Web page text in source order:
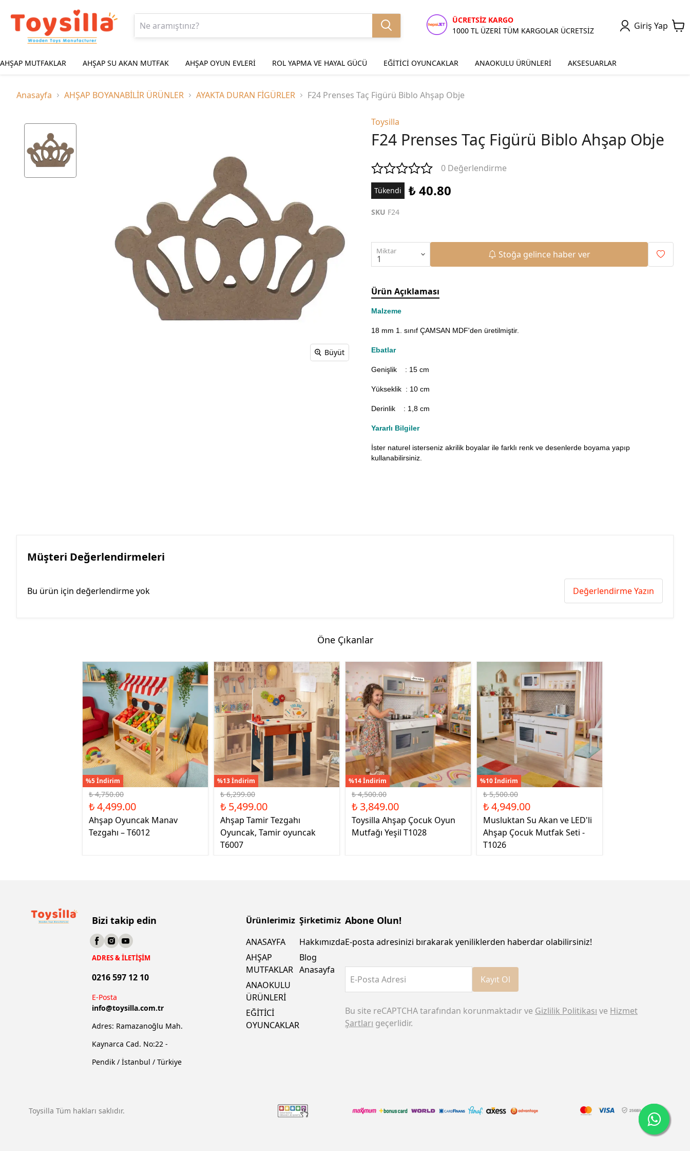
ÜCRETSİZ KARGO
1000 TL ÜZERİ TÜM KARGOLAR ÜCRETSİZ
Giriş Yap
AHŞAP MUTFAKLAR AHŞAP SU AKAN MUTFAK AHŞAP OYUN EVLERİ ROL YAPMA VE HAYAL GÜCÜ EĞİTİCİ OYUNCAKLAR ANAOKULU ÜRÜNLERİ AKSESUARLAR
Anasayfa AHŞAP BOYANABİLİR ÜRÜNLER AYAKTA DURAN FİGÜRLER F24 Prenses Taç Figürü Biblo Ahşap Obje
Büyüt
Toysilla
F24 Prenses Taç Figürü Biblo Ahşap Obje
0 Değerlendirme
Tükendi ₺ 40.80
SKU F24
Miktar Stoğa gelince haber ver
Ürün Açıklaması
Malzeme
18 mm 1. sınıf ÇAMSAN MDF'den üretilmiştir.
Ebatlar
Genişlik : 15cm
Yükseklik : 10 cm
Derinlik : 1,8 cm
Yararlı Bilgiler
İster naturel isterseniz akrilik boyalar ile farklı renk ve desenlerde boyama yapıp
kullanabilirsiniz.
Müşteri Değerlendirmeleri
Bu ürün için değerlendirme yok Değerlendirme Yazın
Öne Çıkanlar
%5 İndirim
₺ 4,750.00
₺ 4,499.00
Ahşap Oyuncak Manav
Tezgahı – T6012
%13 İndirim
₺ 6,299.00
₺ 5,499.00
Ahşap Tamir Tezgahı
Oyuncak, Tamir oyuncak
T6007
%14 İndirim
₺ 4,500.00
₺ 3,849.00
Toysilla Ahşap Çocuk Oyun
Mutfağı Yeşil T1028
%10 İndirim
₺ 5,500.00
₺ 4,949.00
Musluktan Su Akan ve LED'li
Ahşap Çocuk Mutfak Seti -
T1026
Bizi takip edin
ADRES & İLETİŞİM
0216 597 12 10
E-Posta
info@toysilla.com.tr
Adres: Ramazanoğlu Mah.
Kaynarca Cad. No:22 -
Pendik / İstanbul / Türkiye
Ürünlerimiz
ANASAYFA
AHŞAP
MUTFAKLAR
ANAOKULU
ÜRÜNLERİ
EĞİTİCİ
OYUNCAKLAR
Şirketimiz
Hakkımızda
Blog
Anasayfa
Abone Olun!
E-posta adresinizi bırakarak yeniliklerden haberdar olabilirsiniz!
E-Posta Adresi Kayıt Ol
Bu site reCAPTCHA tarafından korunmaktadır ve Gizlilik Politikası ve Hizmet
Şartları geçerlidir.
Toysilla Tüm hakları saklıdır.